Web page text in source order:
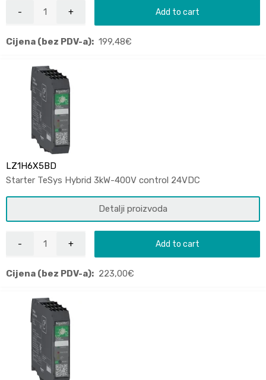
Add to cart
Cijena (bez PDV-a): 199,48€
LZ1H6X5BD
Starter TeSys Hybrid 3kW-400V control 24VDC
Detalji proizvoda
Add to cart
Cijena (bez PDV-a): 223,00€